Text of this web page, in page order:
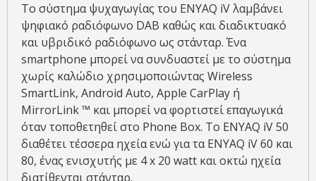
Το σύστημα ψυχαγωγίας του ENYAQ iV λαμβάνει
ψηφιακό ραδιόφωνο DAB καθώς και διαδικτυακό
και υβριδικό ραδιόφωνο ως στάνταρ. Ένα
smartphone μπορεί να συνδυαστεί με το σύστημα
χωρίς καλώδιο χρησιμοποιώντας Wireless
SmartLink, Android Auto, Apple CarPlay ή
MirrorLink ™ και μπορεί να φορτιστεί επαγωγικά
όταν τοποθετηθεί στο Phone Box. Το ENYAQ iV 50
διαθέτει τέσσερα ηχεία ενώ για τα ENYAQ iV 60 και
80, ένας ενισχυτής με 4 x 20 watt και οκτώ ηχεία
διατίθενται στάνταρ.